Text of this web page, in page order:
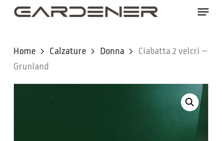
Skip
content
Menu
Home Calzature Donna
Ciabatta 2 velcri –
Grunland